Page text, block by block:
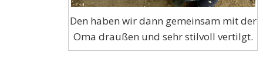
Den haben wir dann gemeinsam mit der
Oma draußen und sehr stilvoll vertilgt.